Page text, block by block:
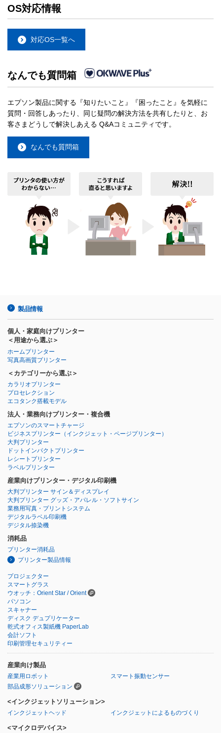
OS対応情報
対応OS一覧へ
なんでも質問箱
エプソン製品に関する『知りたいこと』『困ったこと』を気軽に
質問・回答しあったり、同じ疑問の解決方法を共有したりと、お
客さまどうしで解決しあえる Q&Aコミュニティです。
なんでも質問箱
製品情報
個人・家庭向けプリンター
＜用途から選ぶ＞
ホームプリンター
写真高画質プリンター
＜カテゴリーから選ぶ＞
カラリオプリンター
プロセレクション
エコタンク搭載モデル
法人・業務向けプリンター・複合機
エプソンのスマートチャージ
ビジネスプリンター （インクジェット・ページプリンター）
大判プリンター
ドットインパクトプリンター
レシートプリンター
ラベルプリンター
産業向けプリンター・デジタル印刷機
大判プリンター サイン＆ディスプレイ
大判プリンター グッズ・アパレル・ソフトサイン
業務用写真・プリントシステム
デジタルラベル印刷機
デジタル捺染機
消耗品
プリンター消耗品
プリンター製品情報
プロジェクター
スマートグラス
ウオッチ：Orient Star / Orient
パソコン
スキャナー
ディスク デュプリケーター
乾式オフィス製紙機 PaperLab
会計ソフト
印刷管理セキュリティー
産業向け製品
産業用ロボット
スマート振動センサー
部品成形ソリューション
<インクジェットソリューション>
インクジェットヘッド インクジェットによるものづくり
<マイクロデバイス>